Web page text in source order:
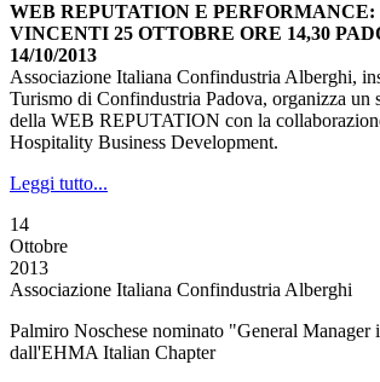
WEB REPUTATION E PERFORMANCE:
VINCENTI 25 OTTOBRE ORE 14,30
14/10/2013
Associazione Italiana Confindustria Alberghi,
Turismo di Confindustria Padova, organizza un
della WEB REPUTATION con la
Hospitality Business Development.
Leggi tutto...
14
Ottobre
2013
Associazione Italiana Confindustria Alberghi
Palmiro Noschese nominato "General Manager
dall'EHMA Italian Chapter